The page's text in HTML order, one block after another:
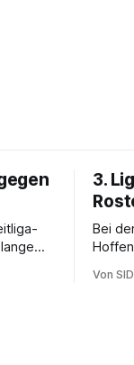
3.
Bei
Von SID